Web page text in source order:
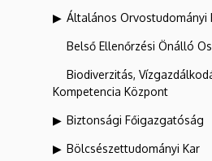
Általános Orvostudományi
Belső Ellenőrzési Önálló
Biodiverzitás,
Kompetencia Központ
Biztonsági Főigazgatóság
Bölcsészettudományi Kar